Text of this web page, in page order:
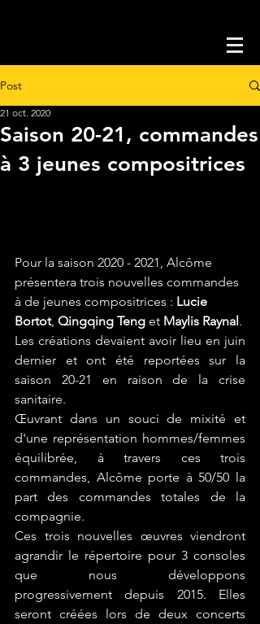
Post
Saison 20-21, commandes
à 3 jeunes compositrices
21 oct. 2020
Pour la saison 2020 - 2021, Alcôme
présentera trois nouvelles commandes
à de jeunes compositrices : Lucie
Bortot, Qingqing Teng et Maylis Raynal.
Les créations devaient avoir lieu en juin
dernier et ont été reportées sur la
saison 20-21 en raison de la crise
sanitaire.
Œuvrant dans un souci de mixité et
d'une représentation hommes/femmes
équilibrée, à travers ces trois
commandes, Alcôme porte à 50/50 la
part des commandes totales de la
compagnie.
Ces trois nouvelles œuvres viendront
agrandir le répertoire pour 3 consoles
que nous développons
progressivement depuis 2015. Elles
seront créées lors de deux concerts